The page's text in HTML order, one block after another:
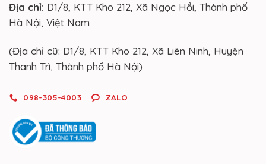
Địa chỉ: D1/8, KTT Kho 212, Xã Ngọc Hồi, Thành phố
Hà Nội, Việt Nam
(Địa chỉ cũ: D1/8, KTT Kho 212, Xã Liên Ninh, Huyện
Thanh Trì, Thành phố Hà Nội)
098-305-4003 ZALO